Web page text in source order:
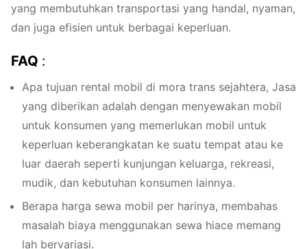
yang membutuhkan transportasi yang handal, nyaman,
dan juga efisien untuk berbagai keperluan.
FAQ :
Apa tujuan rental mobil di mora trans sejahtera, Jasa
yang diberikan adalah dengan menyewakan mobil
untuk konsumen yang memerlukan mobil untuk
keperluan keberangkatan ke suatu tempat atau ke
luar daerah seperti kunjungan keluarga, rekreasi,
mudik, dan kebutuhan konsumen lainnya.
Berapa harga sewa mobil per harinya, membahas
masalah biaya menggunakan sewa hiace memang
lah bervariasi.